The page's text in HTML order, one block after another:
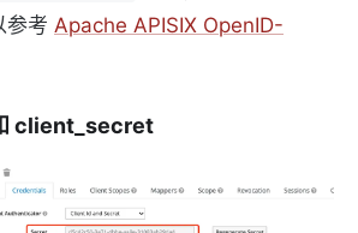
参考 Apache APISIX OpenID-
client_secret